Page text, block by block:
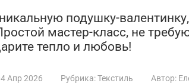
подушку-
мастер-класс, не
тепло и любовь!
Апр 2026 Рубрика:Текстиль Автор: